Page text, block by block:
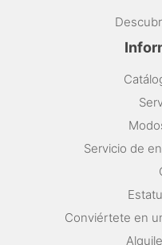
Servicio de
Conviértete en